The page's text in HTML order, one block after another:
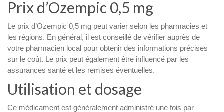
Prix d’Ozempic 0,5 mg
Le prix d’Ozempic 0,5 mg peut varier selon les pharmacies et
les régions. En général, il est conseillé de vérifier auprès de
votre pharmacien local pour obtenir des informations précises
sur le coût. Le prix peut également être influencé par les
assurances santé et les remises éventuelles.
Utilisation et dosage
Ce médicament est généralement administré une fois par